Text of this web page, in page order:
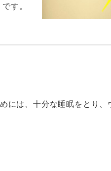
す。
には、十分な睡眠をとり、